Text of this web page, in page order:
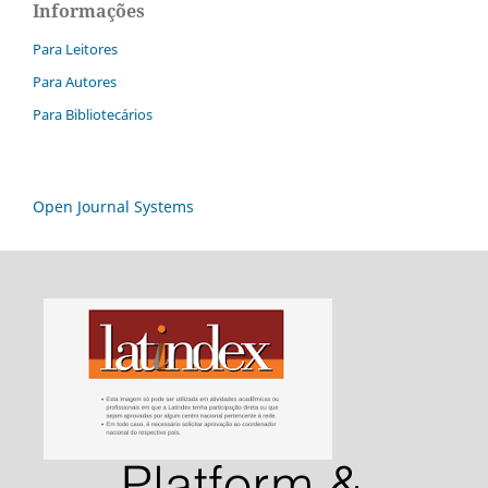
Informações
Para Leitores
Para Autores
Para Bibliotecários
Open Journal Systems